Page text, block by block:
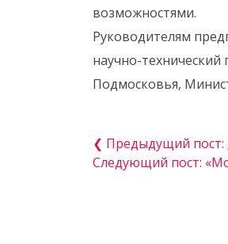
возможностями.
Руководителям
научно-
Подмосковья,
❮ Предыдущий
Следующий пост: